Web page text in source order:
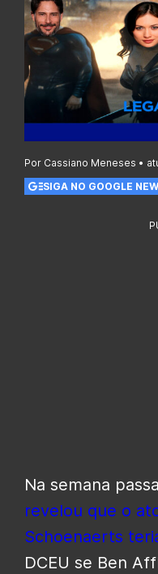
Por Cassiano Meneses •
SIGA NO GOOGLE
Na semana
revelou que o
Schoenaerts
DCEU se Ben